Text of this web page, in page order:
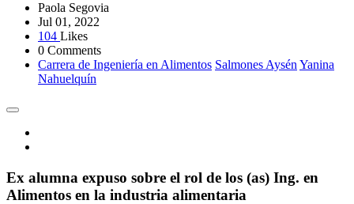
Paola Segovia
Jul 01, 2022
104 Likes
0 Comments
Carrera de Ingeniería en Alimentos Salmones Aysén Yanina
Nahuelquín
Ex alumna expuso sobre el rol de los (as) Ing. en
Alimentos en la industria alimentaria